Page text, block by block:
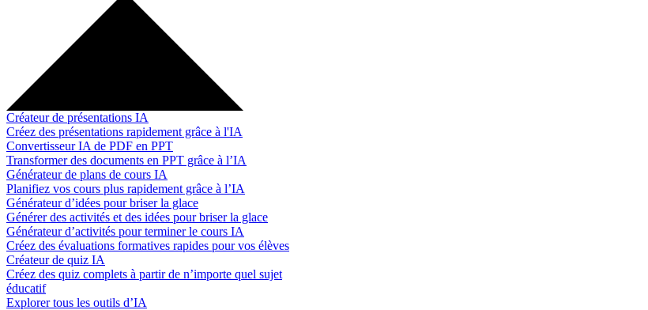
Créateur de présentations IA
Créez des présentations rapidement grâce à l'IA
Convertisseur IA de PDF en PPT
Transformer des documents en PPT grâce à l’IA
Générateur de plans de cours IA
Planifiez vos cours plus rapidement grâce à l’IA
Générateur d’idées pour briser la glace
Générer des activités et des idées pour briser la glace
Générateur d’activités pour terminer le cours IA
Créez des évaluations formatives rapides pour vos élèves
Créateur de quiz IA
Créez des quiz complets à partir de n’importe quel sujet
éducatif
Explorer tous les outils d’IA